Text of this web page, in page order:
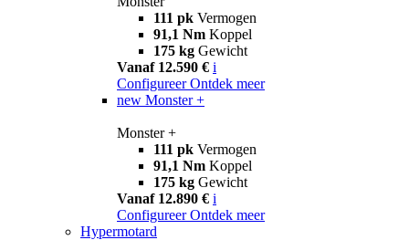
111 pk Vermogen
91,1 Nm Koppel
175 kg Gewicht
Vanaf 12.590 € i
Configureer Ontdek meer
new Monster +
Monster +
111 pk Vermogen
91,1 Nm Koppel
175 kg Gewicht
Vanaf 12.890 € i
Configureer Ontdek meer
Hypermotard